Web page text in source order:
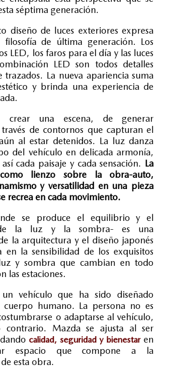
séptima generación.
diseño de luces exteriores expresa
filosofía de última generación. Los
LED, los faros para el día y las luces
LED son todos detalles
trazados. La nueva apariencia suma
y brinda una experiencia de
una escena, de generar
través de contornos que capturan el
al estar detenidos. La luz danza
del vehículo en delicada armonía,
cada paisaje y cada sensación. La
lienzo sobre la obra-auto,
y versatilidad en una pieza
recrea en cada movimiento.
se produce el equilibrio y el
de la luz y la sombra- es una
la arquitectura y el diseño japonés
en la sensibilidad de los exquisitos
y sombra que cambian en todo
las estaciones.
vehículo que ha sido diseñado
humano. La persona no es
o adaptarse al vehículo,
contrario. Mazda se ajusta al ser
calidad, seguridad y bienestar en
espacio que compone a la
esta obra.